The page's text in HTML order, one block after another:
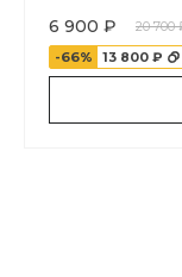
6 900 ₽
20 700
-66%
13 800 ₽